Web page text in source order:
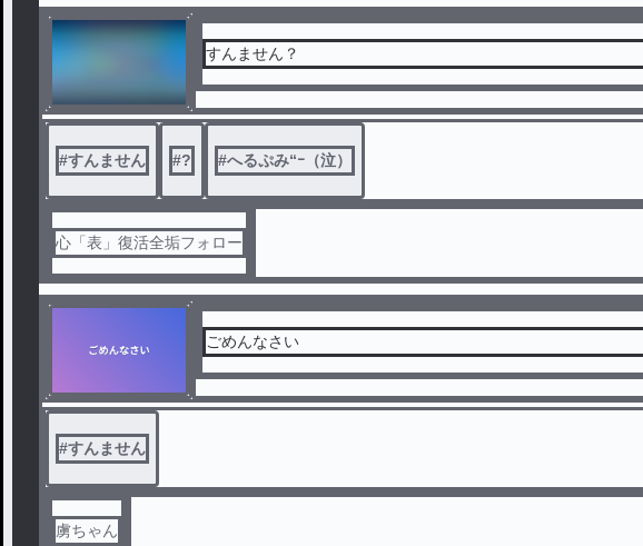
すんません？
#すんません #? #へるぷみ“ｰ（泣）
心「表」復活全垢フォロー
ごめんなさい
#すんません
虜ちゃん